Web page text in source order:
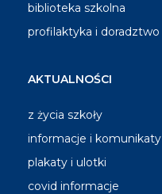
biblioteka szkolna
profilaktyka i doradztwo
AKTUALNOŚCI
z życia szkoły
informacje i komunikaty
plakaty i ulotki
covid informacje